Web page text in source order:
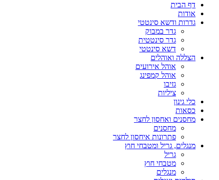
דף הבית
אודות
גדרות ודשא סינטטי
גדר במבוק
גדר סינטטית
דשא סינטטי
הצללה ואוהלים
אוהל אירועים
אוהל קמפינג
גזיבו
ציליות
כלי גינון
כסאות
מחסנים ואחסון לחצר
מחסנים
פתרונות איחסון לחצר
מנגלים, גריל ומטבחי חוץ
גריל
מטבחי חוץ
מנגלים